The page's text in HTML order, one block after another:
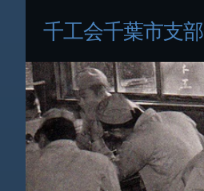
千工会千葉市支部